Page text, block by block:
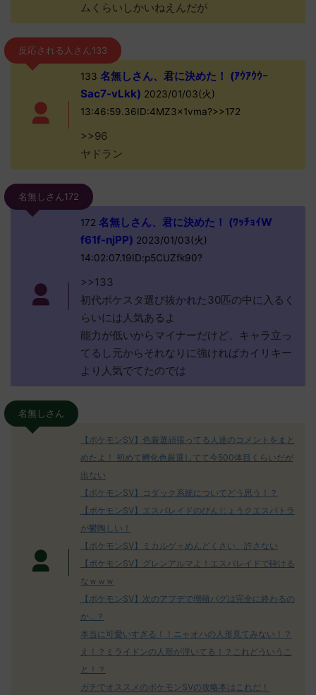
ムくらいしかいねえんだが
反応される人さん133
133 名無しさん、君に決めた！ (ｱｳｱｳｳｰ
Sac7-vLkk) 2023/01/03(火)
13:46:59.36ID:4MZ3x1vma?>>172
>>96
ヤドラン
名無しさん172
172 名無しさん、君に決めた！ (ﾜｯﾁｮｲW
f61f-njPP) 2023/01/03(火)
14:02:07.19ID:p5CUZfk90?
>>133
初代ポケスタ選び抜かれた30匹の中に入るく
らいには人気あるよ
能力が低いからマイナーだけど、キャラ立っ
てるし元からそれなりに強ければカイリキー
より人気でてたのでは
名無しさん
【ポケモンSV】色厳選頑張ってる人達のコメントをまと
めたよ！ 初めて孵化色厳選してて今500体目くらいだが
出ない
【ポケモンSV】コダック系統についてどう思う！？
【ポケモンSV】エスバレイドのびんじょうクエスパトラ
が鬱陶しい！
【ポケモンSV】ミカルゲ＝めんどくさい、許さない
【ポケモンSV】グレンアルマよ！エスバレイドで砕ける
なｗｗｗ
【ポケモンSV】次のアプデで増殖バグは完全に終わるの
か…？
本当に可愛いすぎる！！ニャオハの人形見てみない！？
え！？ミライドンの人形が浮いてる！？これどういうこ
と！？
ガチでオススメのポケモンSVの攻略本はこれだ！